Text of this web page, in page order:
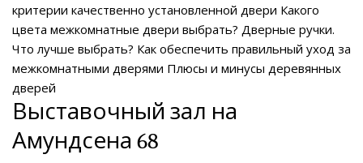
критерии качественно установленной двери Какого
цвета межкомнатные двери выбрать? Дверные ручки.
Что лучше выбрать? Как обеспечить правильный уход за
межкомнатными дверями Плюсы и минусы деревянных
дверей
Выставочный зал на
Амундсена 68